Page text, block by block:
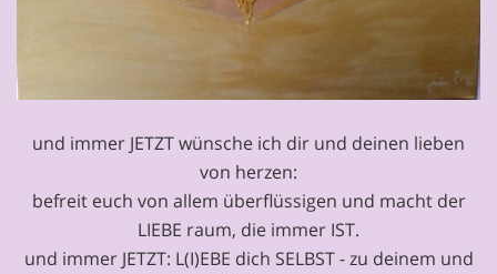
und immer JETZT wünsche ich dir und deinen lieben
von herzen:
befreit euch von allem überflüssigen und macht der
LIEBE raum, die immer IST.
und immer JETZT: L(I)EBE dich SELBST - zu deinem und